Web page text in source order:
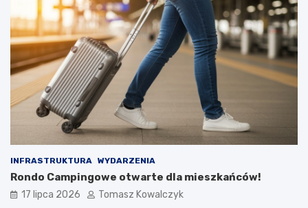
INFRASTRUKTURA WYDARZENIA
Rondo Campingowe otwarte dla mieszkańców!
17 lipca 2026 Tomasz Kowalczyk